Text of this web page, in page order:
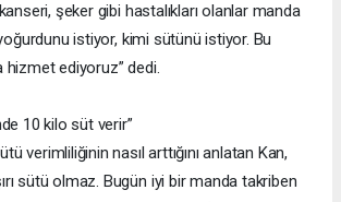
şeker gibi hastalıkları olanlar manda
istiyor, kimi sütünü istiyor. Bu
ediyoruz” dedi.
10 kilo süt verir”
verimliliğinin nasıl arttığını anlatan Kan,
sütü olmaz. Bugün iyi bir manda takriben